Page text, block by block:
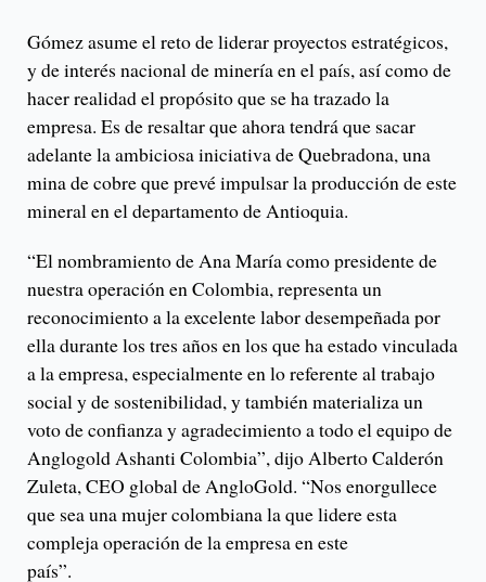
Gómez asume el reto de liderar proyectos estratégicos,
y de interés nacional de minería en el país, así como de
hacer realidad el propósito que se ha trazado la
empresa. Es de resaltar que ahora tendrá que sacar
adelante la ambiciosa iniciativa de Quebradona, una
mina de cobre que prevé impulsar la producción de este
mineral en el departamento de Antioquia.
“El nombramiento de Ana María como presidente de
nuestra operación en Colombia, representa un
reconocimiento a la excelente labor desempeñada por
ella durante los tres años en los que ha estado vinculada
a la empresa, especialmente en lo referente al trabajo
social y de sostenibilidad, y también materializa un
voto de confianza y agradecimiento a todo el equipo de
Anglogold Ashanti Colombia”, dijo Alberto Calderón
Zuleta, CEO global de AngloGold. “Nos enorgullece
que sea una mujer colombiana la que lidere esta
compleja operación de la empresa en este
país”.